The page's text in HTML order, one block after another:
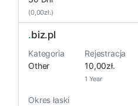
(0,00zł.)
.biz.pl
Kategoria
Other
Rejestracja
10,00zł.
1 Year
Okres łaski